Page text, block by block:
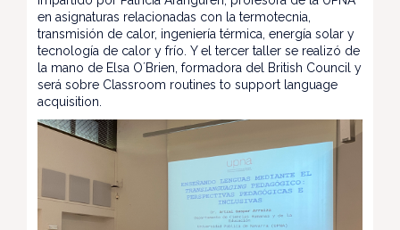
en asignaturas relacionadas con la termotecnia,
transmisión de calor, ingeniería térmica, energía solar y
tecnología de calor y frío. Y el tercer taller se realizó de
la mano de Elsa O´Brien, formadora del British Council y
será sobre Classroom routines to support language
acquisition.